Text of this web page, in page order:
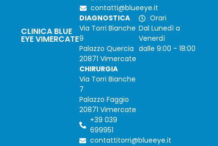
contatti@blueeye.it
CLINICA BLUE
EYE VIMERCATE
DIAGNOSTICA
Via Torri Bianche
9
Palazzo Quercia
20871 Vimercate
CHIRURGIA
Via Torri Bianche
7
Palazzo Faggio
20871 Vimercate
+39 039
699951
contattitorri@blueeye.it
Orari
Dal Lunedì a
Venerdì
dalle 9:00 - 18:00